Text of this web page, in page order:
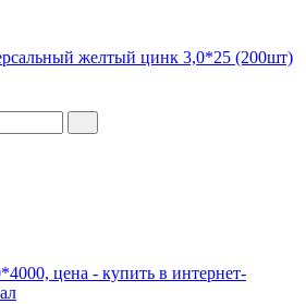
желтый цинк 3,0*25 (200шт)
цена - купить в интернет-